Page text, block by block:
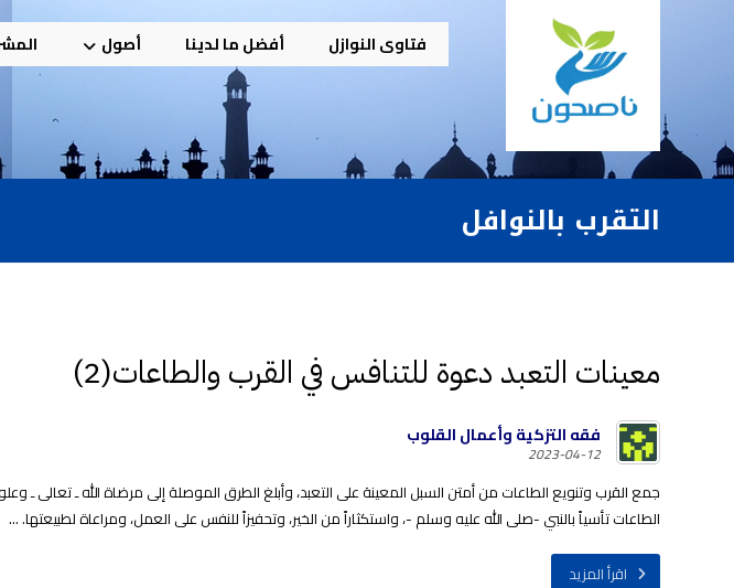
فتاوى النوازل أفضل ما لدينا أصول
التقرب بالنوافل
معينات التعبد دعوة للتنافس في القرب والطاعات(2)
فقه التزكية وأعمال القلوب
2023-04-12
جمع القرب وتنويع الطاعات من أمتن السبل المعينة على التعبد، وأبلغ الطرق الموصلة إلى مرضاة الله ـ تعالى ـ
الطاعات تأسياً بالنبي -صلى الله عليه وسلم -، واستكثاراً من الخير، وتحفيزاً للنفس على العمل، ومراعاة لطبيعتها. ...
اقرأ المزيد